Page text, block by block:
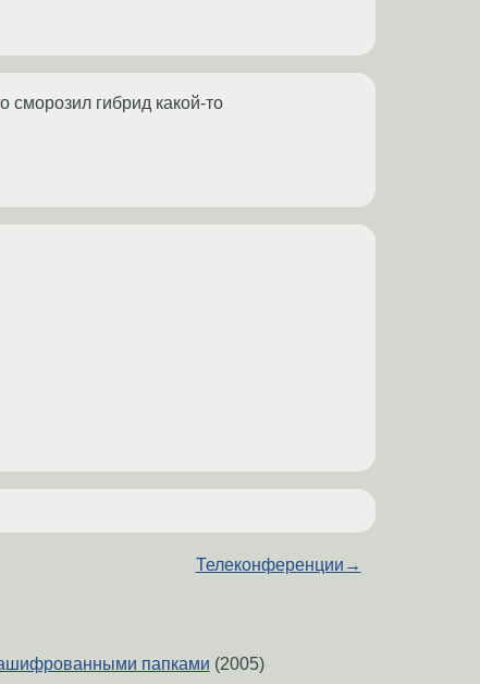
сморозил гибрид какой-то
Телеконференции →
папками (2005)